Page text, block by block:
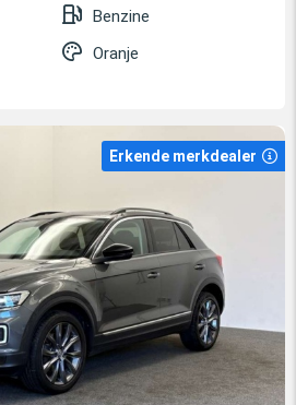
Benzine
Oranje
Erkende merkdealer